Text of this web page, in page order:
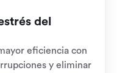
del
eficiencia con
y eliminar